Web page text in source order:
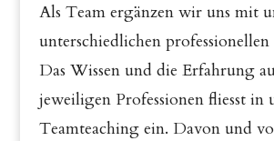
Als Team ergänzen wir uns mit
unterschiedlichen
Das Wissen und die Erfahrung
jeweiligen Professionen fliesst in
Teamteaching ein. Davon und